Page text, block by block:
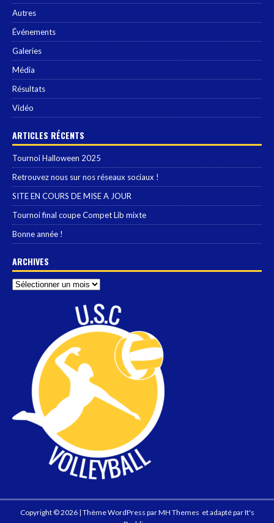
Autres
Événements
Galeries
Média
Résultats
Vidéo
ARTICLES RÉCENTS
Tournoi Halloween 2025
Retrouvez nous sur nos réseaux sociaux !
SITE EN COURS DE MISE A JOUR
Tournoi final coupe Compet Lib mixte
Bonne année !
ARCHIVES
Copyright © 2026 | Thème WordPress parMH Themes et adapté parIt's